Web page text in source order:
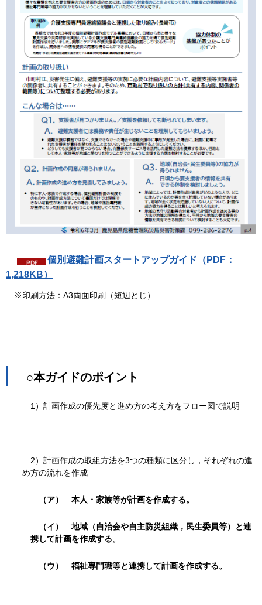
個別避難計画スタートアップガイド（PDF：
1,218KB）
※印刷方法：A3両面印刷（短辺とじ）
○本ガイドのポイント
1）計画作成の優先度と進め方の考え方をフロー図で説明
2）計画作成の取組方法を3つの種類に区分し，それぞれの進
め方の流れを作成
（ア） 本人・家族等が計画を作成する。
（イ） 地域（自治会や自主防災組織，民生委員等）と連
携して計画を作成する。
（ウ） 福祉専門職等と連携して計画を作成する。